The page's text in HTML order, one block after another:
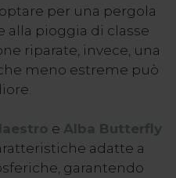
per una pergola
alla pioggia di classe
riparate, invece, una
meno estreme può
e Alba Butterfly
adatte a
garantendo